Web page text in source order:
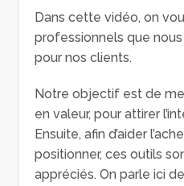
Dans cette vidéo, on
professionnels que
pour nos clients.
Notre objectif est de
en valeur, pour attirer
Ensuite, afin d’aider
positionner, ces outils
appréciés. On parle ici